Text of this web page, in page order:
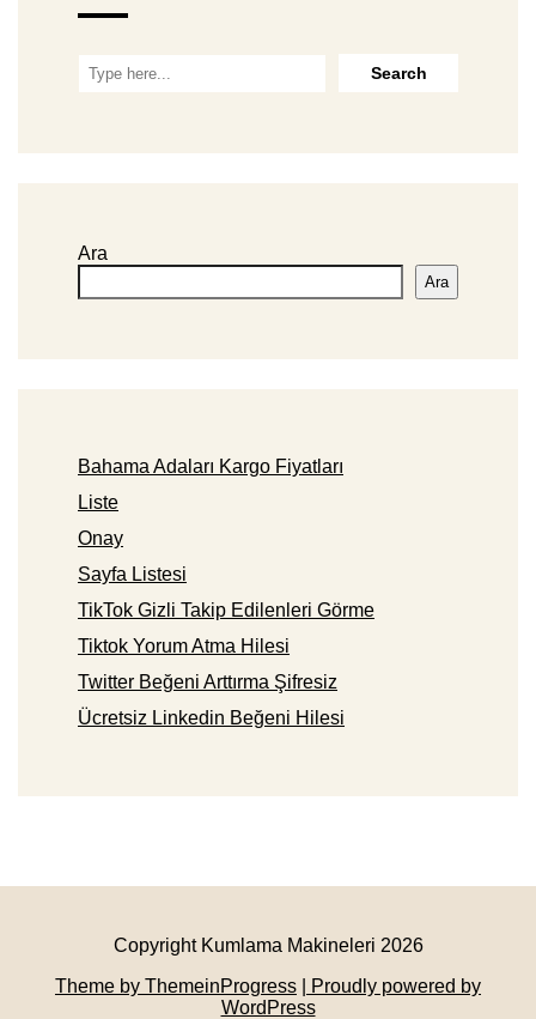
Ara
Ara
Bahama Adaları Kargo Fiyatları
Liste
Onay
Sayfa Listesi
TikTok Gizli Takip Edilenleri Görme
Tiktok Yorum Atma Hilesi
Twitter Beğeni Arttırma Şifresiz
Ücretsiz Linkedin Beğeni Hilesi
Copyright Kumlama Makineleri 2026
Theme by ThemeinProgress
| Proudly powered by
WordPress